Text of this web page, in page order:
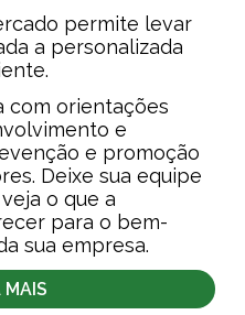
permite levar
a personalizada
com orientações
e
e promoção
Deixe sua equipe
o que a
para o bem-
sua empresa.
MAIS